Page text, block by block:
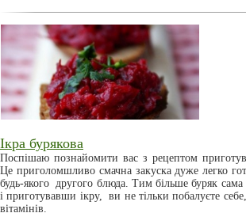
Ікра бурякова
Поспішаю познайомити вас з рецептом
Це приголомшливо смачна закуска дуже легко
будь-якого другого блюда. Тим більше буряк
і приготувавши ікру, ви не тільки побалуєте
вітамінів.